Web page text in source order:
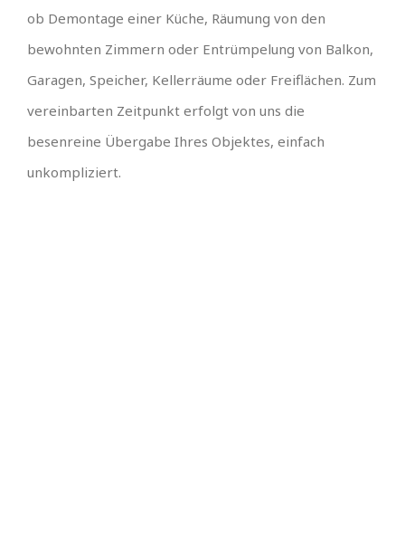
ob Demontage einer Küche, Räumung von den
bewohnten Zimmern oder Entrümpelung von Balkon,
Garagen, Speicher, Kellerräume oder Freiflächen. Zum
vereinbarten Zeitpunkt erfolgt von uns die
besenreine Übergabe Ihres Objektes, einfach
unkompliziert.